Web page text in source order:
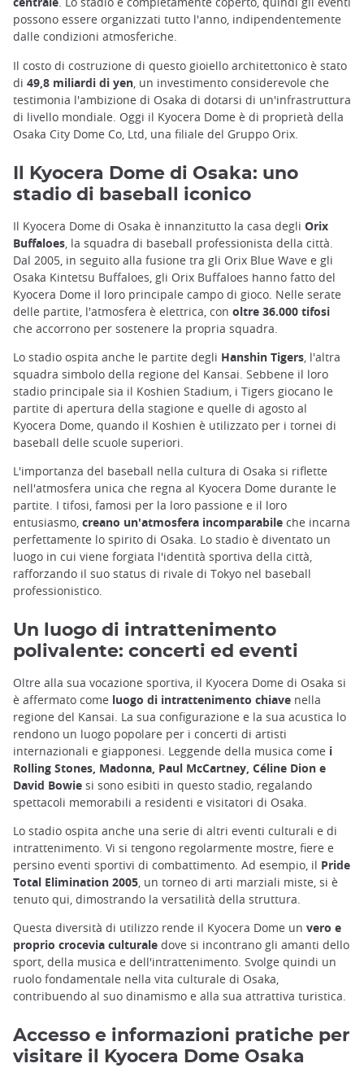
possono essere organizzati tutto l'anno, indipendentemente
dalle condizioni atmosferiche.
Il costo di costruzione di questo gioiello architettonico è stato
di 49,8 miliardi di yen , un investimento considerevole che
testimonia l'ambizione di Osaka di dotarsi di un'infrastruttura
di livello mondiale. Oggi il Kyocera Dome è di proprietà della
Osaka City Dome Co, Ltd, una filiale del Gruppo Orix.
Il Kyocera Dome di Osaka: uno
stadio di baseball iconico
Il Kyocera Dome di Osaka è innanzitutto la casa degli Orix
Buffaloes , la squadra di baseball professionista della città.
Dal 2005, in seguito alla fusione tra gli Orix Blue Wave e gli
Osaka Kintetsu Buffaloes, gli Orix Buffaloes hanno fatto del
Kyocera Dome il loro principale campo di gioco. Nelle serate
delle partite, l'atmosfera è elettrica, con oltre 36.000 tifosi
che accorrono per sostenere la propria squadra.
Lo stadio ospita anche le partite degli Hanshin Tigers , l'altra
squadra simbolo della regione del Kansai. Sebbene il loro
stadio principale sia il Koshien Stadium, i Tigers giocano le
partite di apertura della stagione e quelle di agosto al
Kyocera Dome, quando il Koshien è utilizzato per i tornei di
baseball delle scuole superiori.
L'importanza del baseball nella cultura di Osaka si riflette
nell'atmosfera unica che regna al Kyocera Dome durante le
partite. I tifosi, famosi per la loro passione e il loro
entusiasmo, creano un'atmosfera incomparabile che incarna
perfettamente lo spirito di Osaka. Lo stadio è diventato un
luogo in cui viene forgiata l'identità sportiva della città,
rafforzando il suo status di rivale di Tokyo nel baseball
professionistico.
Un luogo di intrattenimento
polivalente: concerti ed eventi
Oltre alla sua vocazione sportiva, il Kyocera Dome di Osaka si
è affermato come luogo di intrattenimento chiave nella
regione del Kansai. La sua configurazione e la sua acustica lo
rendono un luogo popolare per i concerti di artisti
internazionali e giapponesi. Leggende della musica come i
Rolling Stones, Madonna, Paul McCartney, Céline Dion e
David Bowie si sono esibiti in questo stadio, regalando
spettacoli memorabili a residenti e visitatori di Osaka.
Lo stadio ospita anche una serie di altri eventi culturali e di
intrattenimento. Vi si tengono regolarmente mostre, fiere e
persino eventi sportivi di combattimento. Ad esempio, il Pride
Total Elimination 2005, un torneo di arti marziali miste, si è
tenuto qui, dimostrando la versatilità della struttura.
Questa diversità di utilizzo rende il Kyocera Dome un vero e
proprio crocevia culturale dove si incontrano gli amanti dello
sport, della musica e dell'intrattenimento. Svolge quindi un
ruolo fondamentale nella vita culturale di Osaka,
contribuendo al suo dinamismo e alla sua attrattiva turistica.
Accesso e informazioni pratiche per
visitare il Kyocera Dome Osaka